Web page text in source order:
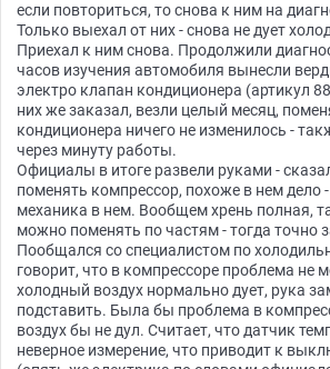
если повториться, то снова к ним на
Только выехал от них - снова не дует
Приехал к ним снова. Продолжили
часов изучения автомобиля вынесли
электро клапан кондиционера (артикул
них же заказал, везли целый месяц,
кондиционера ничего не изменилось -
через минуту работы.
Официалы в итоге развели руками -
поменять компрессор, похоже в нем дело
механика в нем. Вообщем хрень полная,
можно поменять по частям - тогда точно
Пообщался со специалистом по
говорит, что в компрессоре проблема не
холодный воздух нормально дует, рука
подставить. Была бы проблема в
воздух бы не дул. Считает, что датчик
неверное измерение, что приводит к